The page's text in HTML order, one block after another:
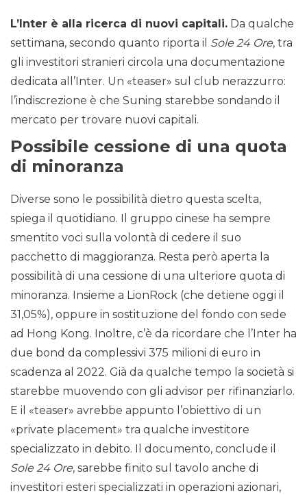
L’Inter è alla ricerca di nuovi capitali. Da qualche
settimana, secondo quanto riporta il Sole 24 Ore, tra
gli investitori stranieri circola una documentazione
dedicata all’Inter. Un «teaser» sul club nerazzurro:
l’indiscrezione è che Suning starebbe sondando il
mercato per trovare nuovi capitali.
Possibile cessione di una quota
di minoranza
Diverse sono le possibilità dietro questa scelta,
spiega il quotidiano. Il gruppo cinese ha sempre
smentito voci sulla volontà di cedere il suo
pacchetto di maggioranza. Resta però aperta la
possibilità di una cessione di una ulteriore quota di
minoranza. Insieme a LionRock (che detiene oggi il
31,05%), oppure in sostituzione del fondo con sede
ad Hong Kong. Inoltre, c’è da ricordare che l’Inter ha
due bond da complessivi 375 milioni di euro in
scadenza al 2022. Già da qualche tempo la società si
starebbe muovendo con gli advisor per rifinanziarlo.
E il «teaser» avrebbe appunto l’obiettivo di un
«private placement» tra qualche investitore
specializzato in debito. Il documento, conclude il
Sole 24 Ore, sarebbe finito sul tavolo anche di
investitori esteri specializzati in operazioni azionari,